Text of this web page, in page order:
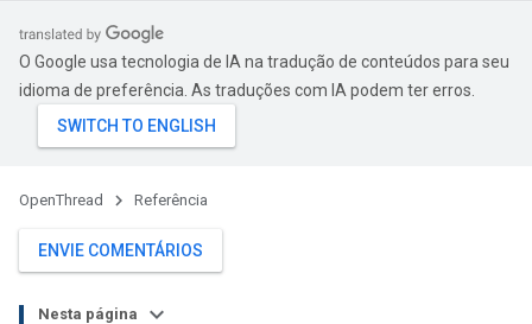
O Google usa tecnologia de IA na tradução de conteúdos para seu
idioma de preferência. As traduções com IA podem ter erros.
OpenThread Referência
ENVIE COMENTÁRIOS
Nesta página